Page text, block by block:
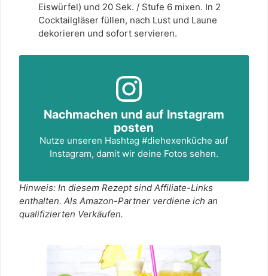
Eiswürfel) und 20 Sek. / Stufe 6 mixen. In 2
Cocktailgläser füllen, nach Lust und Laune
dekorieren und sofort servieren.
Nachmachen und auf Instagram
posten
Nutze unseren Hashtag#diehexenküche auf
Instagram, damit wir deine Fotos sehen.
Hinweis: In diesem Rezept sind Affiliate-Links
enthalten. Als Amazon-Partner verdiene ich an
qualifizierten Verkäufen.